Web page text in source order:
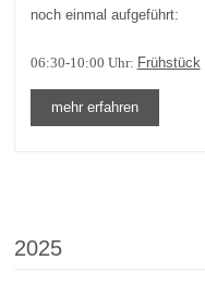
noch einmal aufgeführt:
06:30-10:00 Uhr: Frühstück
mehr erfahren
2025